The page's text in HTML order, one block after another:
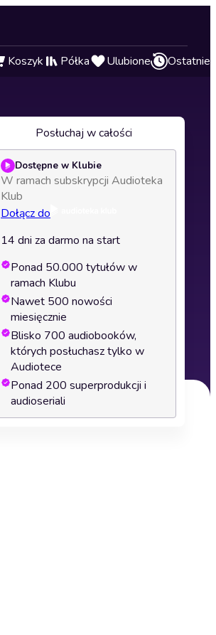
Koszyk Półka Ulubione Ostatnie
Posłuchaj w całości
Dostępne w Klubie
W ramach subskrypcji Audioteka
Klub
Dołącz do
14 dni za darmo na start
Ponad 50.000 tytułów w
ramach Klubu
Nawet 500 nowości
miesięcznie
Blisko 700 audiobooków,
których posłuchasz tylko w
Audiotece
Ponad 200 superprodukcji i
audioseriali